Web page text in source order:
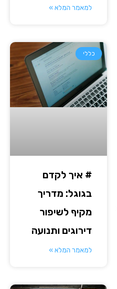
למאמר המלא »
כללי
# איך לקדם
בגוגל: מדריך
מקיף לשיפור
דירוגים ותנועה
למאמר המלא »